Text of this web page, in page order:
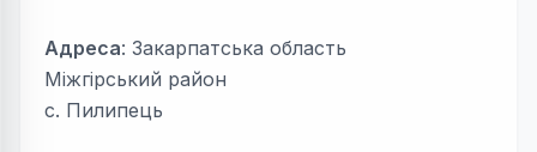
Адреса: Закарпатська область
Міжгірський район
с. Пилипець